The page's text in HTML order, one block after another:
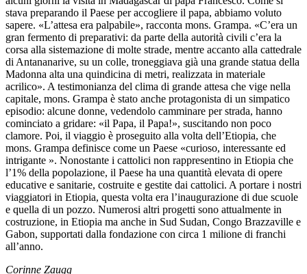
stava preparando il Paese per accogliere il papa, abbiamo voluto
sapere. «L’attesa era palpabile», racconta mons. Grampa. «C’era un
gran fermento di preparativi: da parte della autorità civili c’era la
corsa alla sistemazione di molte strade, mentre accanto alla cattedrale
di Antananarive, su un colle, troneggiava già una grande statua della
Madonna alta una quindicina di metri, realizzata in materiale
acrilico». A testimonianza del clima di grande attesa che vige nella
capitale, mons. Grampa è stato anche protagonista di un simpatico
episodio: alcune donne, vedendolo camminare per strada, hanno
cominciato a gridare: «il Papa, il Papa!», suscitando non poco
clamore. Poi, il viaggio è proseguito alla volta dell’Etiopia, che
mons. Grampa definisce come un Paese «curioso, interessante ed
intrigante ». Nonostante i cattolici non rappresentino in Etiopia che
l’1% della popolazione, il Paese ha una quantità elevata di opere
educative e sanitarie, costruite e gestite dai cattolici. A portare i nostri
viaggiatori in Etiopia, questa volta era l’inaugurazione di due scuole
e quella di un pozzo. Numerosi altri progetti sono attualmente in
costruzione, in Etiopia ma anche in Sud Sudan, Congo Brazzaville e
Gabon, supportati dalla fondazione con circa 1 milione di franchi
all’anno.
Corinne Zaugg